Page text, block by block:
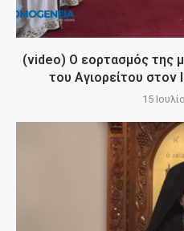
(video) Ο εορτασμός της
του Αγιορείτου στον
15